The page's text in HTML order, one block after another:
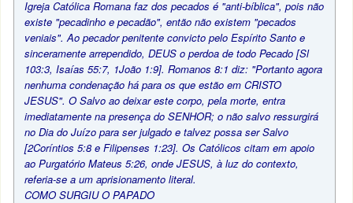
Igreja Católica Romana faz dos pecados é "anti-bíblica", pois não
existe "pecadinho e pecadão", então não existem "pecados
veniais". Ao pecador penitente convicto pelo Espírito Santo e
sinceramente arrependido, DEUS o perdoa de todo Pecado [Sl
103:3, Isaías 55:7, 1João 1:9]. Romanos 8:1 diz: "Portanto agora
nenhuma condenação há para os que estão em CRISTO
JESUS". O Salvo ao deixar este corpo, pela morte, entra
imediatamente na presença do SENHOR; o não salvo ressurgirá
no Dia do Juízo para ser julgado e talvez possa ser Salvo
[2Coríntios 5:8 e Filipenses 1:23]. Os Católicos citam em apoio
ao Purgatório Mateus 5:26, onde JESUS, à luz do contexto,
referia-se a um aprisionamento literal.
COMO SURGIU O PAPADO